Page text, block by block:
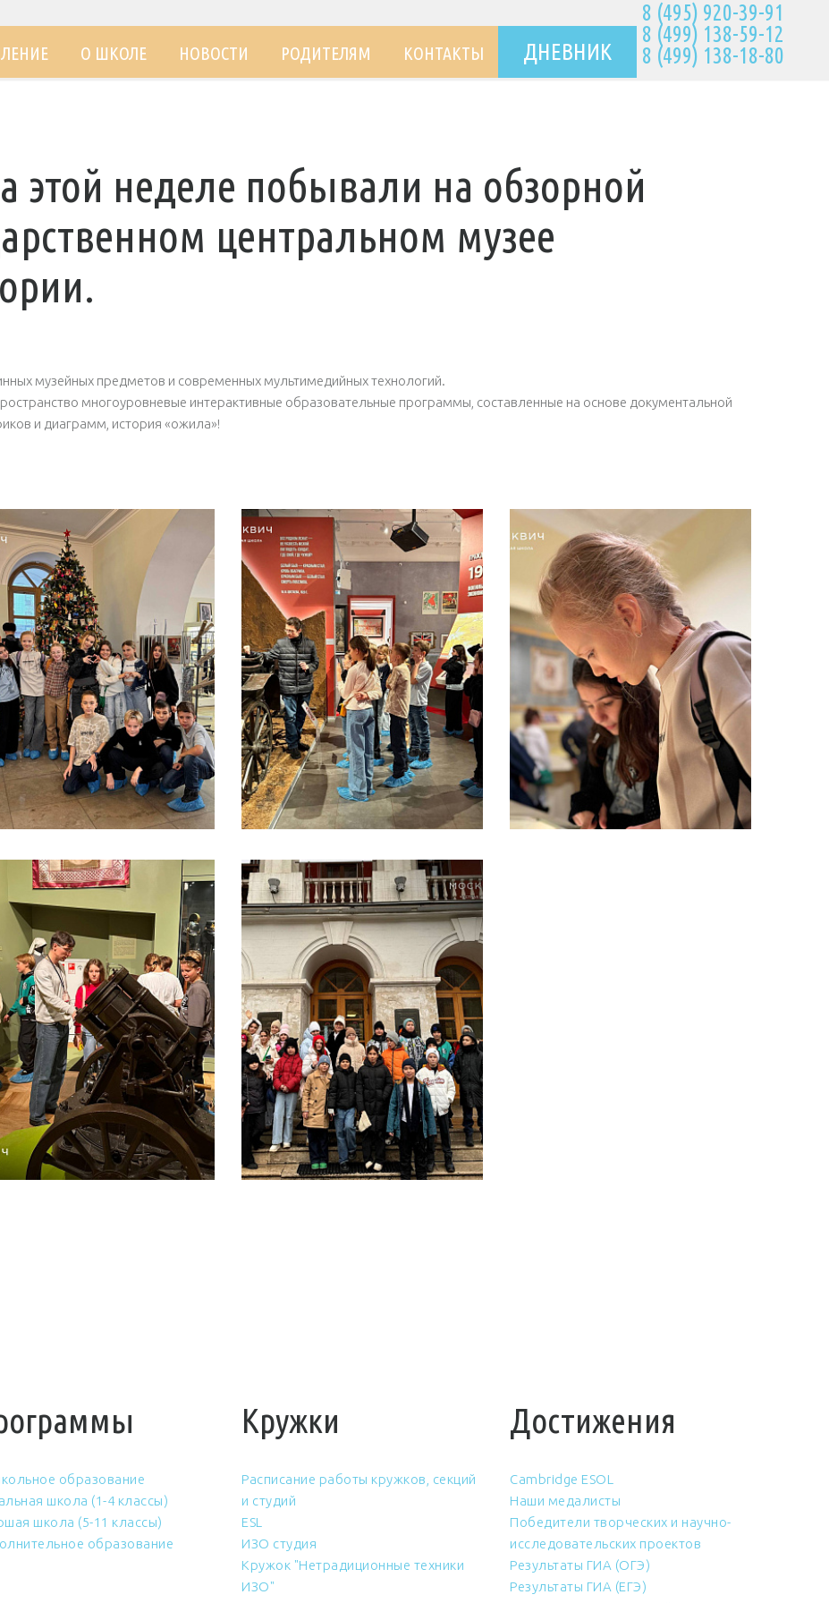
8 (495) 920-39-91
8 (499) 138-59-12
8 (499) 138-18-80
О ШКОЛЕ НОВОСТИ РОДИТЕЛЯМ КОНТАКТЫ ДНЕВНИК
этой неделе побывали на обзорной
центральном музее
музейных предметов и современных мультимедийных технологий.
многоуровневые интерактивные образовательные программы, составленные на основе документальной
и диаграмм, история «ожила»!
образование
школа (1-4 классы)
школа (5-11 классы)
образование
Кружки
Расписание работы кружков, секций
и студий
ESL
ИЗО студия
Кружок "Нетрадиционные техники
ИЗО"
Достижения
Cambridge ESOL
Наши медалисты
Победители творческих и научно-
исследовательских проектов
Результаты ГИА (ОГЭ)
Результаты ГИА (ЕГЭ)